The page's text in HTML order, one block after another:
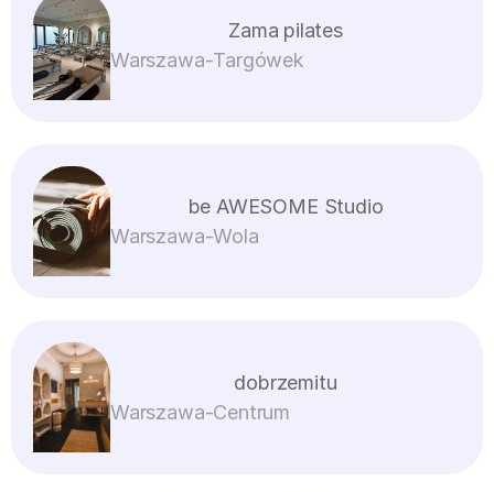
Zama pilates
Targówek
Warszawa-
be AWESOME Studio
Wola
Warszawa-
dobrzemitu
Centrum
Warszawa-